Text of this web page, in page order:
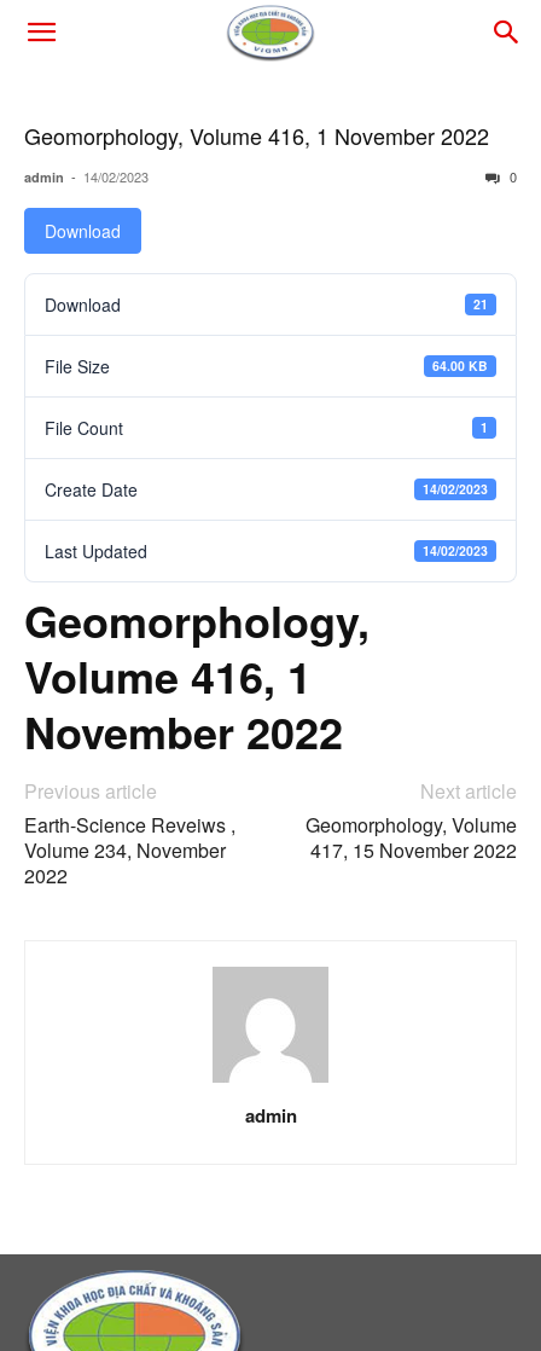
Geomorphology, Volume 416, 1 November 2022
admin - 14/02/2023 0
Download
Download 21
File Size 64.00 KB
File Count 1
Create Date 14/02/2023
Last Updated 14/02/2023
Geomorphology,
Volume 416, 1
November 2022
Previous article
Earth-Science Reveiws ,
Volume 234, November
2022
Next article
Geomorphology, Volume
417, 15 November 2022
admin